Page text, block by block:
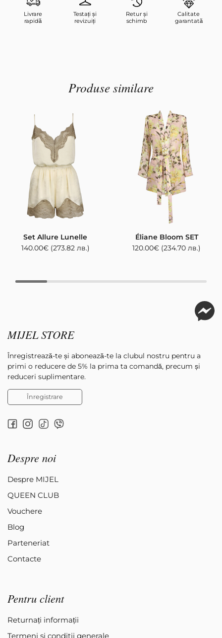
Livrare
rapidă
Testați și
revizuiți
Retur și
schimb
Calitate
garantată
Produse similare
Set Allure Lunelle
140.00€ (273.82 лв.)
Éliane Bloom SET
120.00€ (234.70 лв.)
MIJEL STORE
Înregistrează-te și abonează-te la clubul nostru pentru a
primi o reducere de 5% la prima ta comandă, precum și
reduceri suplimentare.
Înregistrare
Despre noi
Despre MIJEL
QUEEN CLUB
Vouchere
Blog
Parteneriat
Contacte
Pentru client
Returnați informații
Termeni si conditii generale